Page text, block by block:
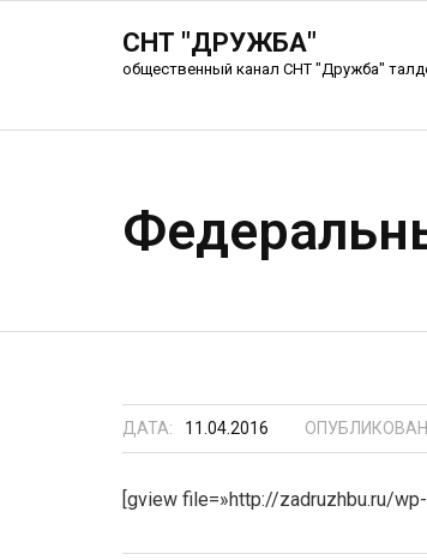
СНТ "ДРУЖБА"
общественный канал СНТ "Дружба"
ДАТА: 11.04.2016
[gview file=»http://zadruzhbu.ru/